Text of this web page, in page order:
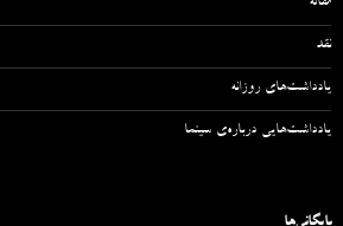
نقد
یادداشت‌های روزانه
یادداشت‌هایی درباره‌ی سینما